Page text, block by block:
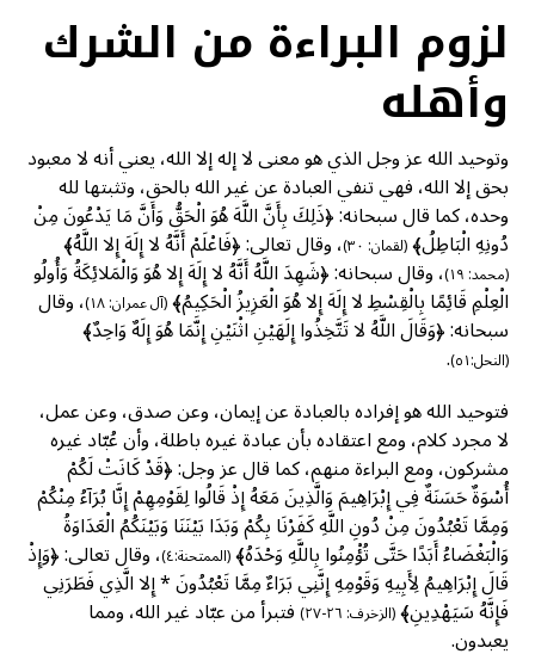
لزوم البراءة من الشرك
وأهله
وتوحيد الله عز وجل الذي هو معنى لا إله إلا الله، يعني أنه لا معبود
بحق إلا الله، فهي تنفي العبادة عن غير الله بالحق، وتثبتها لله
وحده، كما قال سبحانه: ﴿ذَلِكَ بِأَنَّ اللَّهَ هُوَ الْحَقُّ وَأَنَّ مَا يَدْعُونَ مِنْ
دُونِهِ الْبَاطِلُ﴾(لقمان: ٣٠) ، وقال تعالى: ﴿فَاعْلَمْ أَنَّهُ لا إِلَهَ إِلا اللَّهُ﴾
(محمد: ١٩) ، وقال سبحانه: ﴿شَهِدَ اللَّهُ أَنَّهُ لا إِلَهَ إِلا هُوَ وَالْمَلائِكَةُ وَأُولُو
الْعِلْمِ قَائِمًا بِالْقِسْطِ لا إِلَهَ إِلا هُوَ الْعَزِيزُ الْحَكِيمُ﴾(آل عمران: ١٨) ، وقال
سبحانه: ﴿وَقَالَ اللَّهُ لا تَتَّخِذُوا إِلَهَيْنِ اثْنَيْنِ إِنَّمَا هُوَ إِلَهٌ وَاحِدٌ﴾
(النحل:٥١)
.
فتوحيد الله هو إفراده بالعبادة عن إيمان، وعن صدق، وعن عمل،
لا مجرد كلام، ومع اعتقاده بأن عبادة غيره باطلة، وأن عُبّاد غيره
مشركون، ومع البراءة منهم، كما قال عز وجل: ﴿قَدْ كَانَتْ لَكُمْ
أُسْوَةٌ حَسَنَةٌ فِي إِبْرَاهِيمَ وَالَّذِينَ مَعَهُ إِذْ قَالُوا لِقَوْمِهِمْ إِنَّا بُرَآءُ مِنْكُمْ
وَمِمَّا تَعْبُدُونَ مِنْ دُونِ اللَّهِ كَفَرْنَا بِكُمْ وَبَدَا بَيْنَنَا وَبَيْنَكُمُ الْعَدَاوَةُ
وَالْبَغْضَاءُ أَبَدًا حَتَّى تُؤْمِنُوا بِاللَّهِ وَحْدَهُ﴾(الممتحنة:٤) ، وقال تعالى: ﴿وَإِذْ
قَالَ إِبْرَاهِيمُ لِأَبِيهِ وَقَوْمِهِ إِنَّنِي بَرَاءٌ مِمَّا تَعْبُدُونَ * إِلا الَّذِي فَطَرَنِي
فَإِنَّهُ سَيَهْدِينِ﴾(الزخرف: ٢٦-٢٧) فتبرأ من عبّاد غير الله، ومما
يعبدون.